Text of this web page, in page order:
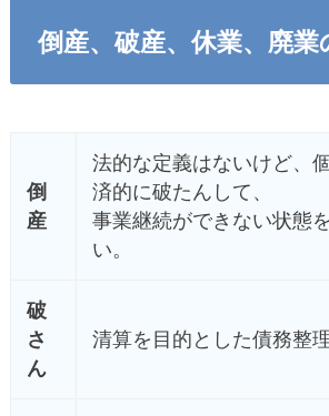
倒産、破産、休業、廃業
倒
産
法的な定義はないけど、
済的に破たんして、
事業継続ができない状態
い。
破
さ
ん
清算を目的とした債務整